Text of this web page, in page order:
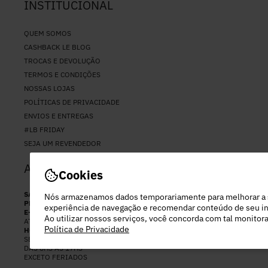
Cookies
Nós armazenamos dados temporariamente para melhorar a
experiência de navegação e recomendar conteúdo de seu
Ao utilizar nossos serviços, você concorda com tal
Política de Privacidade
INSTITUCIONAL
QUEM SOMOS
CASHBACK LE BLOG
TROCAS E DEVOLUÇÃO
TERMOS E CONDIÇÕES
NOSSAS LOJAS
POLÍTICAS DE PRIVACIDADE
ENVIOS E ENTREGAS
#LB FRIDAY
SEJA UM REVENDEDOR
ATENDIMENTO
SAC
(11) 94037-2794
PERSONAL SHOPPER
(11) 97282-2892
E-MAIL
ATENDIMENTO@LEBLOGSTORE.COM.BR
HORÁRIO DE ATENDIMENTO:
SEGUNDA A SEX
DAS 8HS ÀS 17HS
EXCETO FERIADOS